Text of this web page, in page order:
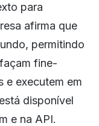
para
afirma que
permitindo
fine-
e executem em
disponível
e na API.